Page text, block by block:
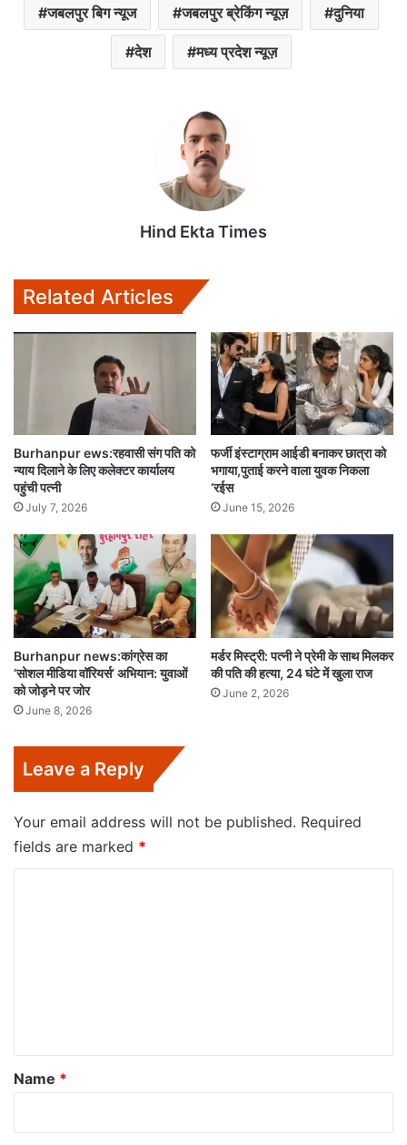
जबलपुर बिग न्यूज जबलपुर ब्रेकिंग न्यूज़ दुनिया
देश मध्य प्रदेश न्यूज़
Hind Ekta Times
Related Articles
Burhanpur ews:रहवासी संग पति को
न्याय दिलाने के लिए कलेक्टर कार्यालय
पहुंची पत्नी
July 7, 2026
फर्जी इंस्टाग्राम आईडी बनाकर छात्रा को
भगाया,पुताई करने वाला युवक निकला
‘रईस
June 15, 2026
Burhanpur news:कांग्रेस का
‘सोशल मीडिया वॉरियर्स’ अभियान: युवाओं
को जोड़ने पर जोर
June 8, 2026
मर्डर मिस्ट्री: पत्नी ने प्रेमी के साथ मिलकर
की पति की हत्या, 24 घंटे में खुला राज
June 2, 2026
Leave a Reply
Your email address will not be published. Required
fields are marked *
*
Name *